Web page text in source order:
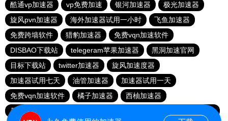
酷通vp加速器
vp免费加速 银河加速器
极光加速器
旋风pvn加速器
海外加速器试用一小时
飞鱼加速器
免费跨墙软件
猎豹加速器
免费vqn加速软件
DISBAO下载站
telegeram苹果加速器
黑洞加速官网
目标下载站
twitter加速器
旋风加速度器
加速器试用七天
油管加速器
加速器试用一天
免费vqn加速软件
橘子加速器
西柚加速器
暴雪加速器vp
1元机场